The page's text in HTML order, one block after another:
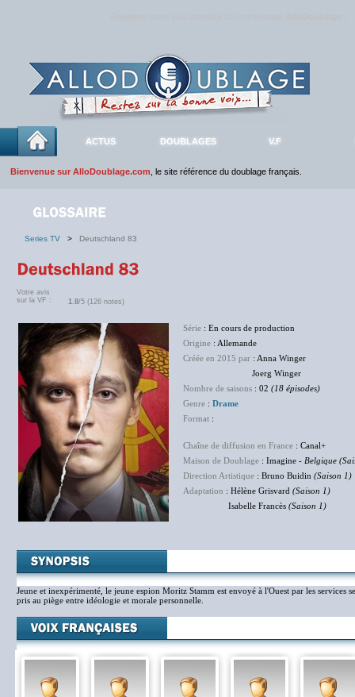
ACTUS DOUBLAGES V.F
Bienvenue sur AlloDoublage.com , le site référence du doublage français.
Series TV > Deutschland 83
Votre avis
sur la VF :
1.8/5 (126 notes)
Série : En cours de production
Origine : Allemande
Créée en 2015 par : Anna Winger
Joerg Winger
Nombre de saisons : 02 (18 épisodes)
Genre : Drame
Format :
Chaîne de diffusion en France : Canal+
Maison de Doublage : Imagine - Belgique
Direction Artistique : Bruno Buidin (Saison 1)
Adaptation : Hélène Grisvard (Saison 1)
Isabelle Francès (Saison 1)
Jeune et inexpérimenté, le jeune espion Moritz Stamm est envoyé à l'Ouest par les services
pris au piège entre idéologie et morale personnelle.